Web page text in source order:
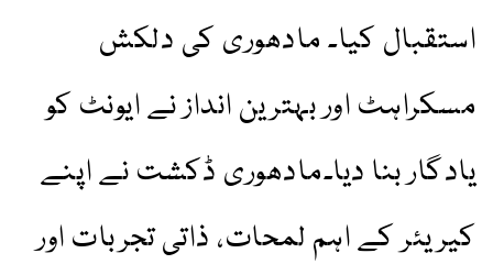
استقبال کیا۔ مادھوری کی دلکش
مسکراہٹ اور بہترین انداز نے ایونٹ کو
یادگار بنا دیا۔مادھوری ڈکشت نے اپنے
کیریئر کے اہم لمحات، ذاتی تجربات اور